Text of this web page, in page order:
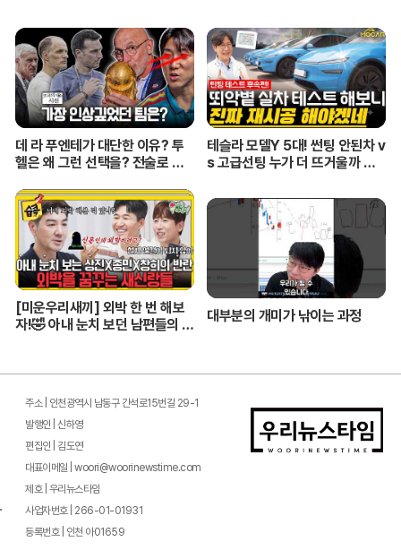
데 라 푸엔테가 대단한 이유? 투
헬은 왜 그런 선택을? 전술로 보
테슬라 모델Y 5대! 썬팅 안된차 v
s 고급선팅 누가 더 뜨거울까 비
[미운우리새끼] 외박 한 번 해보
자!🤣 아내 눈치 보던 남편들의 깜
대부분의 개미가 낚이는 과정
주소 | 인천광역시 남동구 간석로15번길 29-1
발행인 | 신하영
편집인 | 김도연
대표이메일 | woori@woorinewstime.com
제호 | 우리뉴스타임
사업자번호 | 266-01-01931
등록번호 | 인천 아01659